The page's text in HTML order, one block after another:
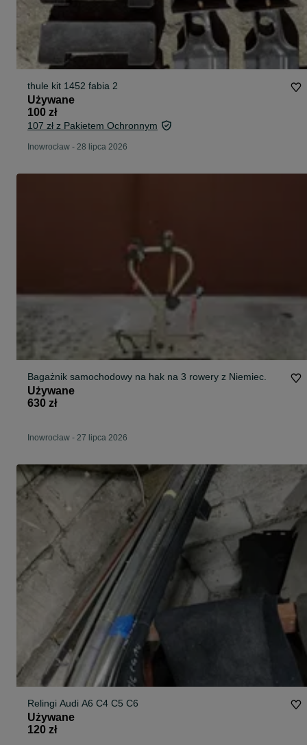
thule kit 1452 fabia 2
Używane
100 zł
107 zł z Pakietem Ochronnym
Inowrocław - 28 lipca 2026
Bagażnik samochodowy na hak na 3 rowery z Niemiec.
Używane
630 zł
Inowrocław - 27 lipca 2026
Relingi Audi A6 C4 C5 C6
Używane
120 zł